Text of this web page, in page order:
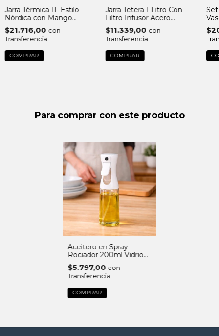
Jarra Térmica 1L Estilo
Nórdica con Mango
simil Madera Pemium
$21.716,00 con
Transferencia
COMPRAR
Jarra Tetera 1 Litro Con
Filtro Infusor Acero
Inoxidable Té En Hebras
Con 4 Tazas
$11.339,00 con
Transferencia
Set
Para comprar con este producto
Aceitero en Spray
Rociador 200ml Vidrio
Antigoteo
$5.797,00 con
Transferencia